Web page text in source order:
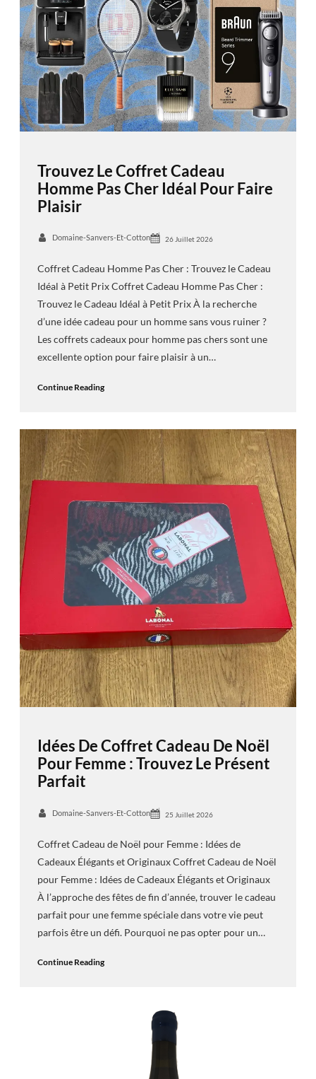
Trouvez Le Coffret Cadeau
Homme Pas Cher Idéal Pour Faire
Plaisir
Domaine-Sanvers-Et-Cotton 26 Juillet 2026
Coffret Cadeau Homme Pas Cher : Trouvez le Cadeau
Idéal à Petit Prix Coffret Cadeau Homme Pas Cher :
Trouvez le Cadeau Idéal à Petit Prix À la recherche
d’une idée cadeau pour un homme sans vous ruiner ?
Les coffrets cadeaux pour homme pas chers sont une
excellente option pour faire plaisir à un…
Continue Reading
Idées De Coffret Cadeau De Noël
Pour Femme : Trouvez Le Présent
Parfait
Domaine-Sanvers-Et-Cotton 25 Juillet 2026
Coffret Cadeau de Noël pour Femme : Idées de
Cadeaux Élégants et Originaux Coffret Cadeau de Noël
pour Femme : Idées de Cadeaux Élégants et Originaux
À l’approche des fêtes de fin d’année, trouver le cadeau
parfait pour une femme spéciale dans votre vie peut
parfois être un défi. Pourquoi ne pas opter pour un…
Continue Reading